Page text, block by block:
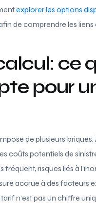
explorer les options
de comprendre les
ce
pour
de plusieurs
coûts potentiels de
risques liés à
accrue à des facteurs
n’est pas un chiffre